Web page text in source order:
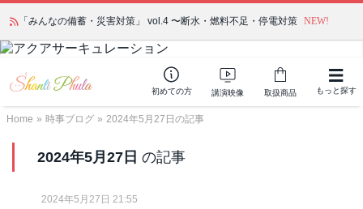
「みんなの備蓄・災害対策」 vol.4 〜断水・燃料不足・停電対策 NEW!
初めての方 講演映像 取扱商品 もっと探す
Home » 時事ブログ » 2024年5月27日の記事
2024年5月27日 の記事
2024年5月27日 21:55